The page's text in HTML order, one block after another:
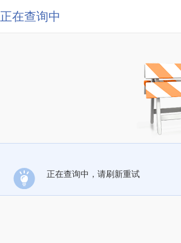
正在查询中
正在查询中，请刷新重试